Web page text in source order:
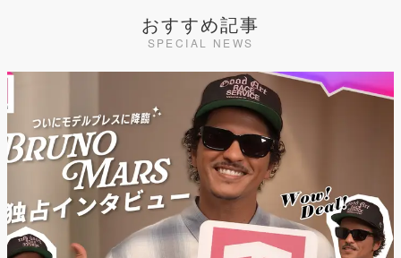
おすすめ記事
SPECIAL NEWS